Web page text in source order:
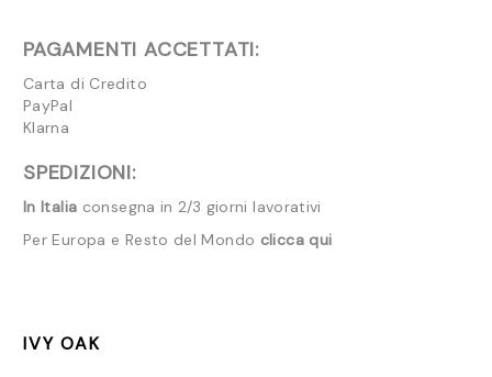
PAGAMENTI ACCETTATI:
Carta di Credito
PayPal
Klarna
SPEDIZIONI:
In Italia consegna in 2/3 giorni lavorativi
Per Europa e Resto del Mondo clicca qui
IVY OAK